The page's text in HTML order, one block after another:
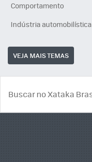
Comportamento
Indústria automobilística
VEJA MAIS TEMAS